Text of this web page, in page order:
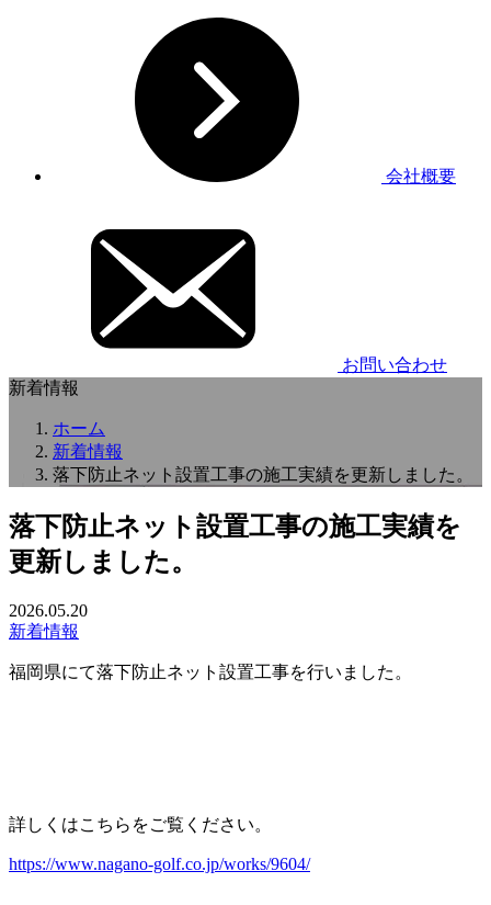
会社概要
お問い合わせ
新着情報
ホーム
新着情報
落下防止ネット設置工事の施工実績を更新しました。
落下防止ネット設置工事の施工実績を
更新しました。
2026.05.20
新着情報
福岡県にて落下防止ネット設置工事を行いました。
詳しくはこちらをご覧ください。
https://www.nagano-golf.co.jp/works/9604/